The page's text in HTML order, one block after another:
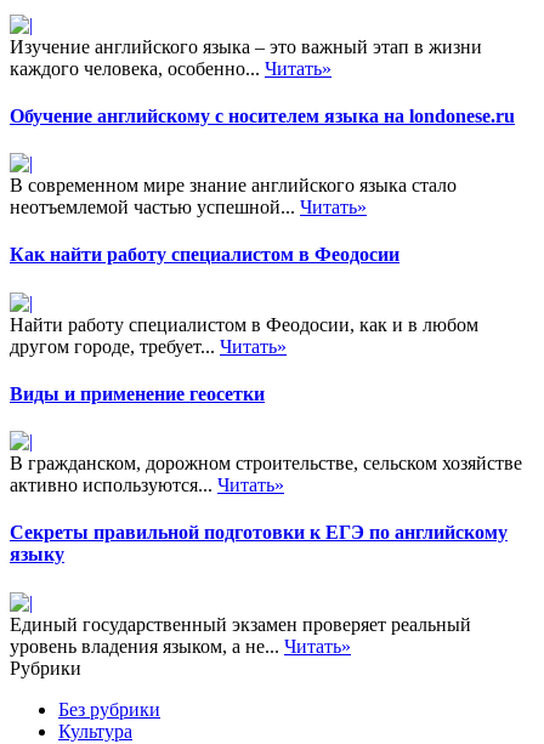
Изучение английского языка – это важный этап в жизни
каждого человека, особенно... Читать»
Обучение английскому с носителем языка на londonese.ru
В современном мире знание английского языка стало
неотъемлемой частью успешной... Читать»
Как найти работу специалистом в Феодосии
Найти работу специалистом в Феодосии, как и в любом
другом городе, требует... Читать»
Виды и применение геосетки
В гражданском, дорожном строительстве, сельском хозяйстве
активно используются... Читать»
Секреты правильной подготовки к ЕГЭ по английскому
языку
Единый государственный экзамен проверяет реальный
уровень владения языком, а не... Читать»
Рубрики
Без рубрики
Культура